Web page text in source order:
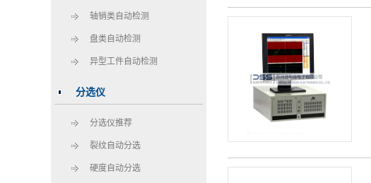
轴销类自动检测
盘类自动检测
异型工件自动检测
分选仪
分选仪推荐
裂纹自动分选
硬度自动分选